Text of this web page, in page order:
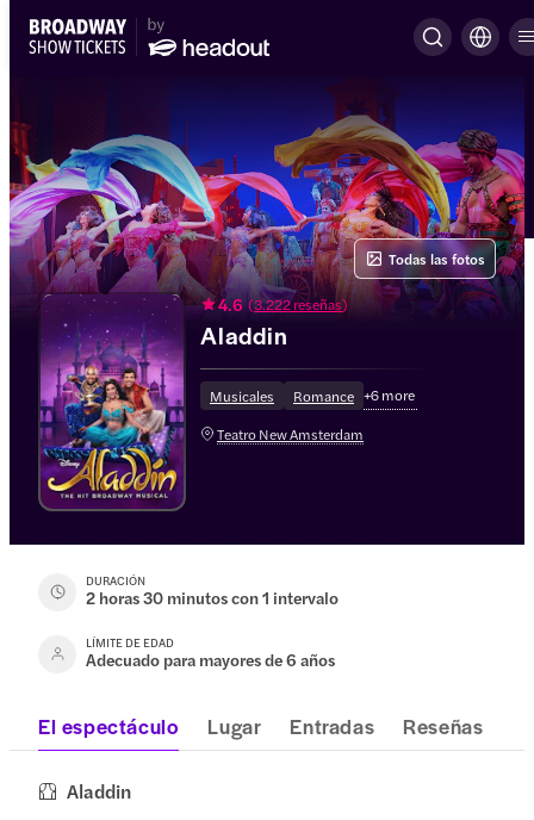
4.6 (3.222 reseñas)
Aladdin
Musicales Romance +6more
Teatro New Amsterdam
Todas las fotos
DURACIÓN
2 horas 30 minutos con 1 intervalo
LÍMITE DE EDAD
Adecuado para mayores de 6 años
El espectáculo Lugar Entradas Reseñas
Aladdin